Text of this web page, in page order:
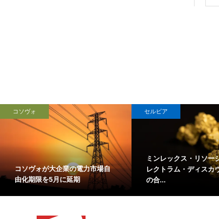
コソヴォ
コソヴォが大企業の電力市場自
由化期限を5月に延期
セルビア
ミンレックス・リソー
レクトラム・ディスカ
の合...